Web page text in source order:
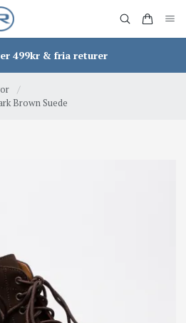
499kr & fria returer
/
Brown Suede